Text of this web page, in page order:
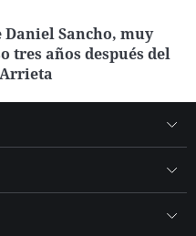
Sancho, muy
tres años después del